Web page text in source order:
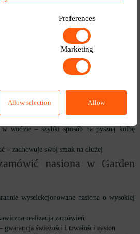
i podlewaj, aby zapewnić optymalne
gdy ziarna staną się jędrne i mlecznobiałe
wodzie – szybki sposób na pyszną kolbę
– zachowuje swój smak na dłużej
nasiona w Garden
wyselekcjonowane nasiona o wysokiej
realizacja zamówień
gwarancja świeżości i trwałości nasion
Preferences
Marketing
Allow selection Allow